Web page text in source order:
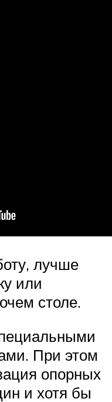
лучше
или
столе.
При этом
опорных
и хотя бы